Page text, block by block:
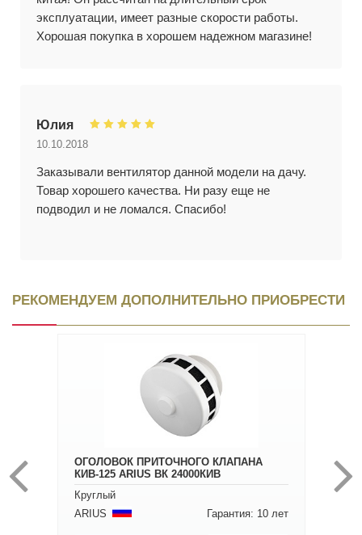
эксплуатации, имеет разные скорости работы.
Хорошая покупка в хорошем надежном магазине!
Юлия
10.10.2018
Заказывали вентилятор данной модели на дачу.
Товар хорошего качества. Ни разу еще не
подводил и не ломался. Спасибо!
РЕКОМЕНДУЕМ ДОПОЛНИТЕЛЬНО ПРИОБРЕСТИ
ОГОЛОВОК ПРИТОЧНОГО КЛАПАНА
КИВ-125 ARIUS ВК 24000КИВ
Круглый
ARIUS
Гарантия: 10 лет